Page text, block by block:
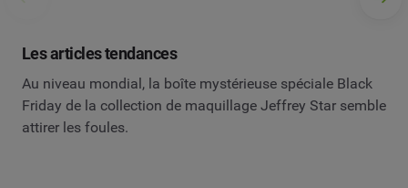
Les articles tendances
Au niveau mondial, la boîte mystérieuse spéciale Black
Friday de la collection de maquillage Jeffrey Star semble
attirer les foules.